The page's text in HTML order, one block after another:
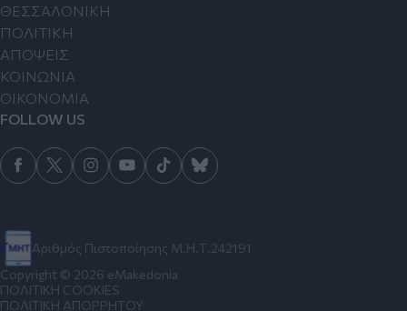
Αριθμός Πιστοποίησης Μ.Η.Τ.242191
ΘΕΣΣΑΛΟΝΙΚΗ
ΠΟΛΙΤΙΚΗ
ΑΠΟΨΕΙΣ
ΚΟΙΝΩΝΙΑ
ΟΙΚΟΝΟΜΙΑ
FOLLOW US
Copyright © 2026 eMakedonia
ΠΟΛΙΤΙΚΗ COOKIES
ΠΟΛΙΤΙΚΗ ΑΠΟΡΡΗΤΟΥ